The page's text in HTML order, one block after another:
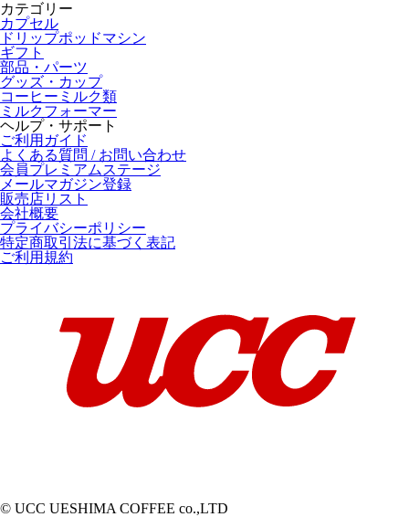
カテゴリー
カプセル
ドリップポッドマシン
ギフト
部品・パーツ
グッズ・カップ
コーヒーミルク類
ミルクフォーマー
ヘルプ・サポート
ご利用ガイド
よくある質問 / お問い合わせ
会員プレミアムステージ
メールマガジン登録
販売店リスト
会社概要
プライバシーポリシー
特定商取引法に基づく表記
ご利用規約
© UCC UESHIMA COFFEE co.,LTD